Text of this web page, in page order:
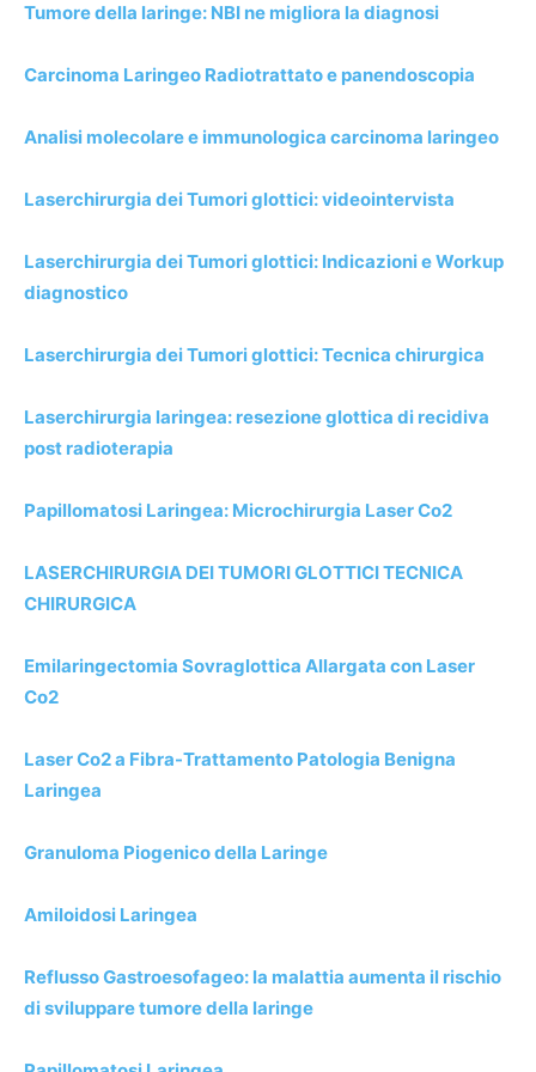
Tumore della laringe: NBI ne migliora la diagnosi
Carcinoma Laringeo Radiotrattato e panendoscopia
Analisi molecolare e immunologica carcinoma laringeo
Laserchirurgia dei Tumori glottici: videointervista
Laserchirurgia dei Tumori glottici: Indicazioni e Workup
diagnostico
Laserchirurgia dei Tumori glottici: Tecnica chirurgica
Laserchirurgia laringea: resezione glottica di recidiva
post radioterapia
Papillomatosi Laringea: Microchirurgia Laser Co2
LASERCHIRURGIA DEI TUMORI GLOTTICI TECNICA
CHIRURGICA
Emilaringectomia Sovraglottica Allargata con Laser
Co2
Laser Co2 a Fibra-Trattamento Patologia Benigna
Laringea
Granuloma Piogenico della Laringe
Amiloidosi Laringea
Reflusso Gastroesofageo: la malattia aumenta il rischio
di sviluppare tumore della laringe